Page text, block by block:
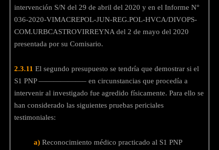
intervención S/N del 29 de abril del 2020 y en el Informe N°
036-2020-VIMACREPOL-JUN-REG.POL-HVCA/DIVOPS-
COM.URBCASTROVIRREYNA del 2 de mayo del 2020
presentada por su Comisario.
2.3.11 El segundo presupuesto se tendría que demostrar si el
S1 PNP ——————– en circunstancias que procedía a
intervenir al investigado fue agredido físicamente. Para ello se
han considerado las siguientes pruebas periciales
testimoniales:
a) Reconocimiento médico practicado al S1 PNP